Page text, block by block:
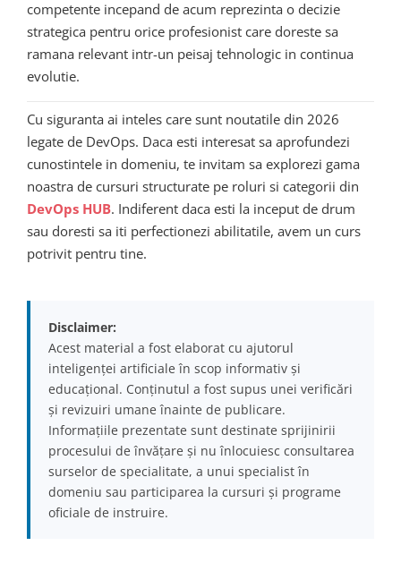
competente incepand de acum reprezinta o decizie
strategica pentru orice profesionist care doreste sa
ramana relevant intr-un peisaj tehnologic in continua
evolutie.
Cu siguranta ai inteles care sunt noutatile din 2026
legate de DevOps. Daca esti interesat sa aprofundezi
cunostintele in domeniu, te invitam sa explorezi gama
noastra de cursuri structurate pe roluri si categorii din
DevOps HUB. Indiferent daca esti la inceput de drum
sau doresti sa iti perfectionezi abilitatile, avem un curs
potrivit pentru tine.
Disclaimer:
Acest material a fost elaborat cu ajutorul
inteligenței artificiale în scop informativ și
educațional. Conținutul a fost supus unei verificări
și revizuiri umane înainte de publicare.
Informațiile prezentate sunt destinate sprijinirii
procesului de învățare și nu înlocuiesc consultarea
surselor de specialitate, a unui specialist în
domeniu sau participarea la cursuri și programe
oficiale de instruire.